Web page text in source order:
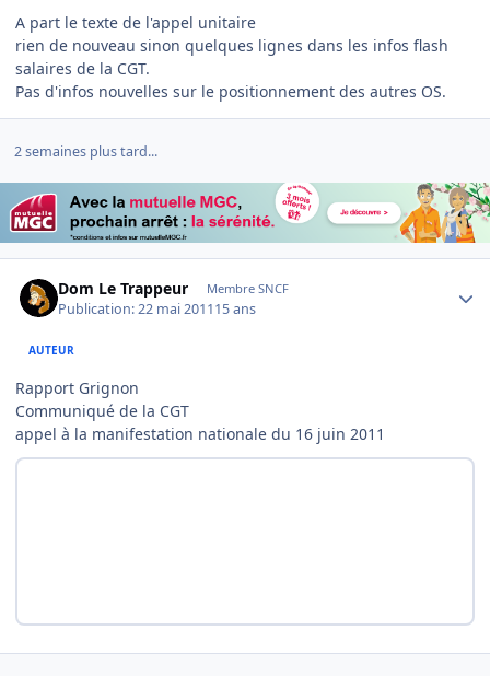
A part le texte de l'appel unitaire
rien de nouveau sinon quelques lignes dans les infos flash
salaires de la CGT.
Pas d'infos nouvelles sur le positionnement des autres OS.
2 semaines plus tard...
Dom Le Trappeur Membre SNCF
Publication:22 mai 201115 ans
AUTEUR
Rapport Grignon
Communiqué de la CGT
appel à la manifestation nationale du 16 juin 2011